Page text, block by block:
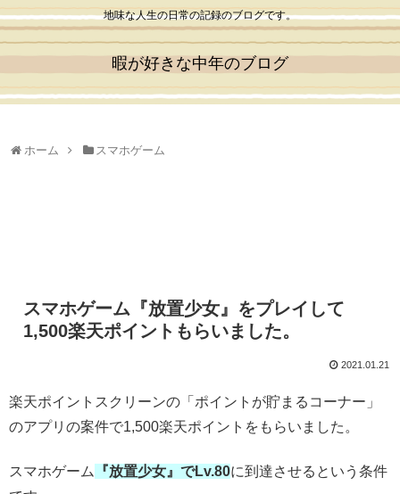
地味な人生の日常の記録のブログです。
暇が好きな中年のブログ
ホーム スマホゲーム
スマホゲーム『放置少女』をプレイして
1,500楽天ポイントもらいました。
2021.01.21
楽天ポイントスクリーンの「ポイントが貯まるコーナー」
のアプリの案件で1,500楽天ポイントをもらいました。
スマホゲーム 『放置少女』でLv.80に到達させるという条件